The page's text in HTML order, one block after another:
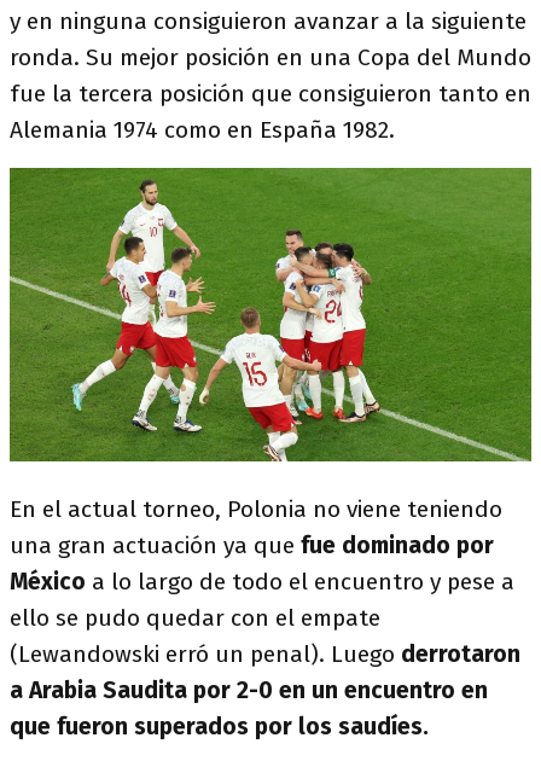
y en ninguna consiguieron avanzar a la siguiente
ronda. Su mejor posición en una Copa del Mundo
fue la tercera posición que consiguieron tanto en
Alemania 1974 como en España 1982.
En el actual torneo, Polonia no viene teniendo
una gran actuación ya que fue dominado por
México a lo largo de todo el encuentro y pese a
ello se pudo quedar con el empate
(Lewandowski erró un penal). Luego derrotaron
a Arabia Saudita por 2-0 en un encuentro en
que fueron superados por los saudíes.